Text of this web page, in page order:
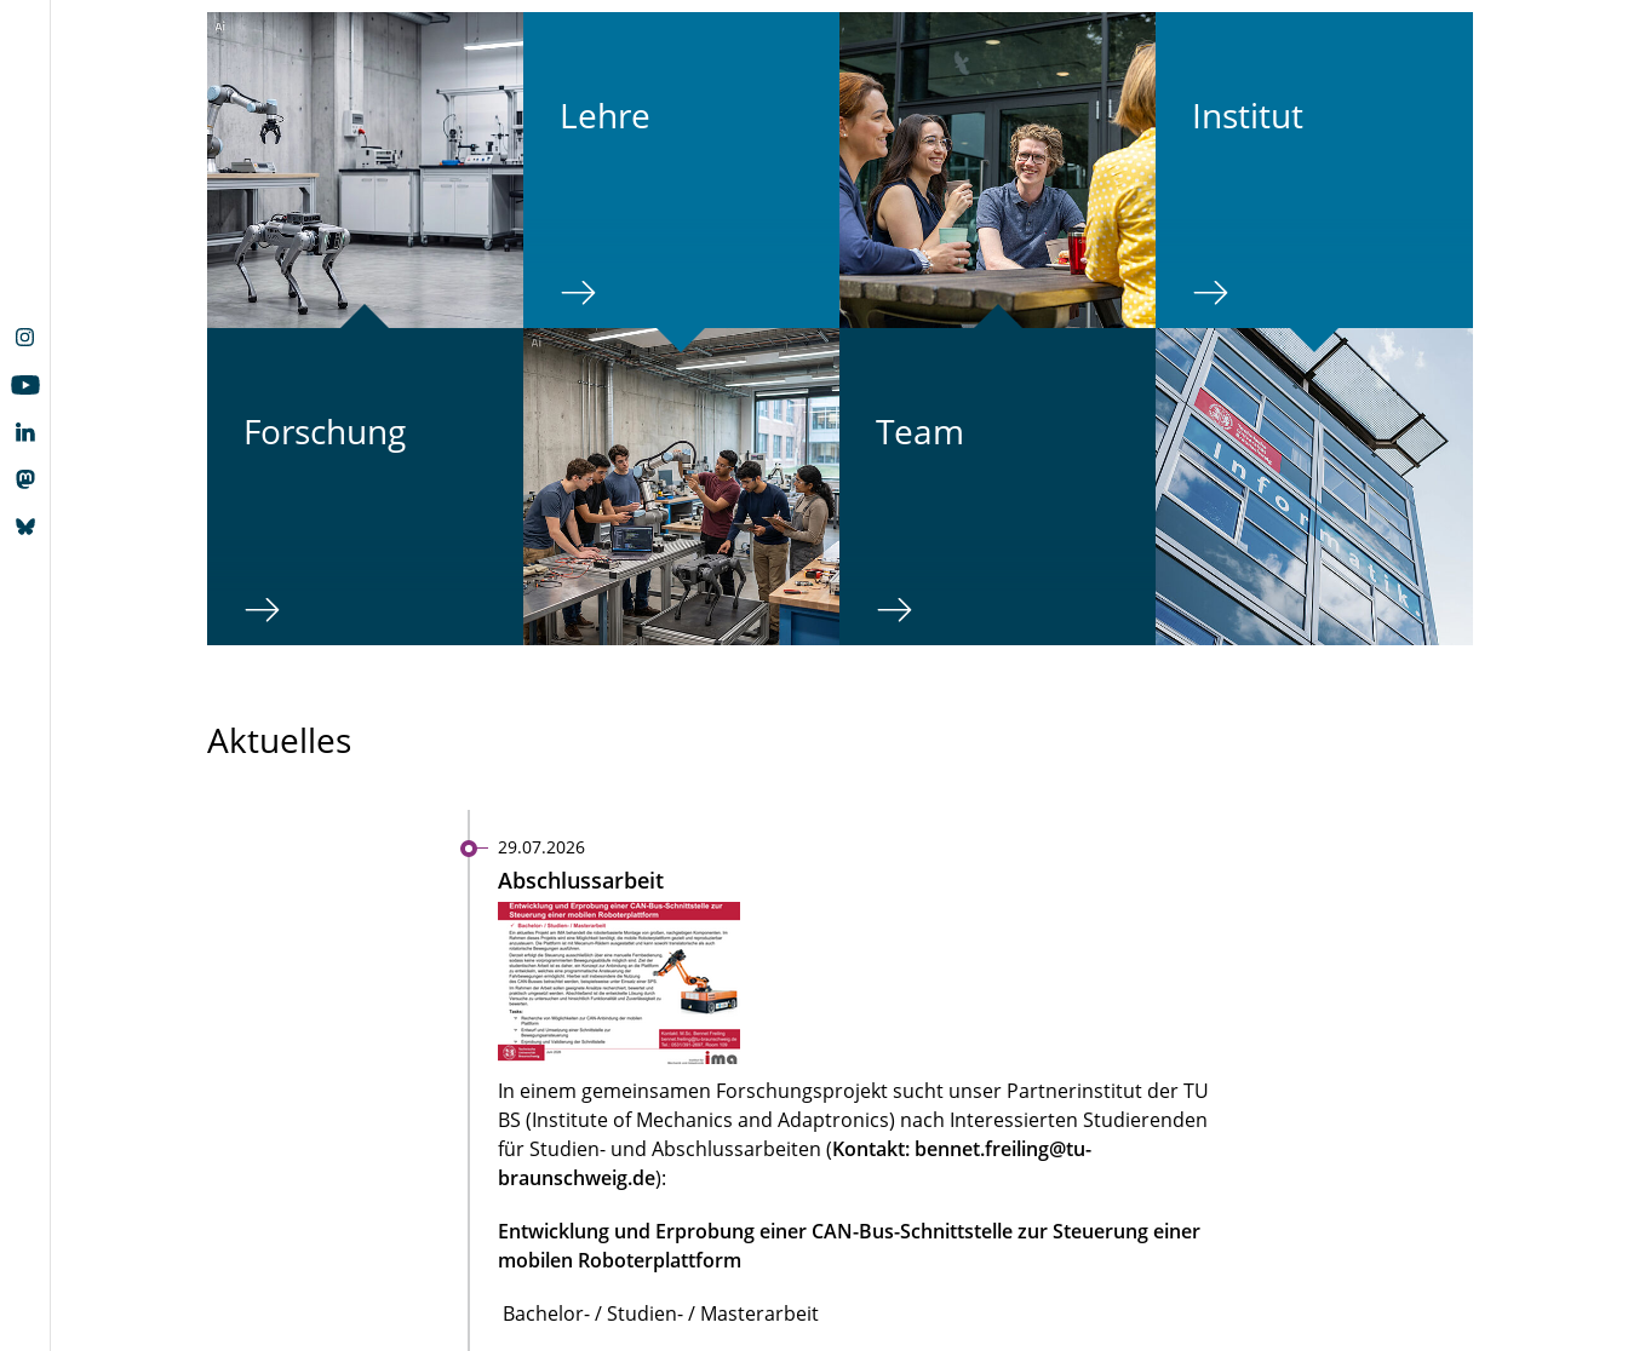
For­schung
Lehre
Team
In­sti­tut
Aktuelles
29.07.2026
Abschlussarbeit
In einem gemeinsamen Forschungsprojekt sucht unser Partnerinstitut der TU
BS (Institute of Mechanics and Adaptronics) nach Interessierten Studierenden
für Studien- und Abschlussarbeiten (Kontakt: bennet.freiling@tu-
braunschweig.de):
Entwicklung und Erprobung einer CAN-Bus-Schnittstelle zur Steuerung einer
mobilen Roboterplattform
Bachelor- / Studien- / Masterarbeit